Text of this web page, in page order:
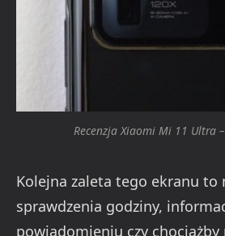
Recenzja Xiaomi Mi 11 Ultra
Kolejna zaleta tego ekranu to
sprawdzenia godziny,
powiadomieniu czy chociażby